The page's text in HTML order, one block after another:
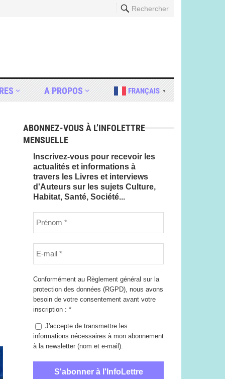
Rechercher
A PROPOS FRANÇAIS ▼
ABONNEZ-VOUS À L’INFOLETTRE
MENSUELLE
Inscrivez-vous pour recevoir les
actualités et informations à
travers les Livres et interviews
d'Auteurs sur les sujets Culture,
Habitat, Santé, Société...
Conformément au Règlement général sur la
protection des données (RGPD), nous avons
besoin de votre consentement avant votre
inscription : *
J'accepte de transmettre les
informations nécessaires à mon abonnement
à la newsletter (nom et e-mail).